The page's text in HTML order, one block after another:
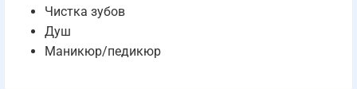
Чистка зубов
Душ
Маникюр/педикюр